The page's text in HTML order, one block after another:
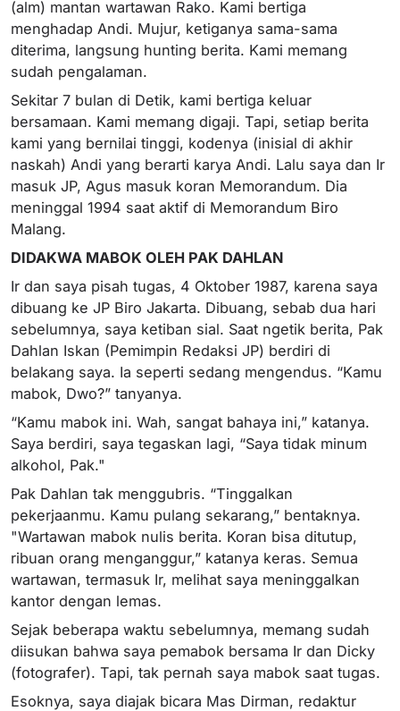
(alm) mantan wartawan Rako. Kami bertiga
menghadap Andi. Mujur, ketiganya sama-sama
diterima, langsung hunting berita. Kami memang
sudah pengalaman.
Sekitar 7 bulan di Detik, kami bertiga keluar
bersamaan. Kami memang digaji. Tapi, setiap berita
kami yang bernilai tinggi, kodenya (inisial di akhir
naskah) Andi yang berarti karya Andi. Lalu saya dan Ir
masuk JP, Agus masuk koran Memorandum. Dia
meninggal 1994 saat aktif di Memorandum Biro
Malang.
DIDAKWA MABOK OLEH PAK DAHLAN
Ir dan saya pisah tugas, 4 Oktober 1987, karena saya
dibuang ke JP Biro Jakarta. Dibuang, sebab dua hari
sebelumnya, saya ketiban sial. Saat ngetik berita, Pak
Dahlan Iskan (Pemimpin Redaksi JP) berdiri di
belakang saya. Ia seperti sedang mengendus. “Kamu
mabok, Dwo?” tanyanya.
“Kamu mabok ini. Wah, sangat bahaya ini,” katanya.
Saya berdiri, saya tegaskan lagi, “Saya tidak minum
alkohol, Pak."
Pak Dahlan tak menggubris. “Tinggalkan
pekerjaanmu. Kamu pulang sekarang,” bentaknya.
"Wartawan mabok nulis berita. Koran bisa ditutup,
ribuan orang menganggur,” katanya keras. Semua
wartawan, termasuk Ir, melihat saya meninggalkan
kantor dengan lemas.
Sejak beberapa waktu sebelumnya, memang sudah
diisukan bahwa saya pemabok bersama Ir dan Dicky
(fotografer). Tapi, tak pernah saya mabok saat tugas.
Esoknya, saya diajak bicara Mas Dirman, redaktur